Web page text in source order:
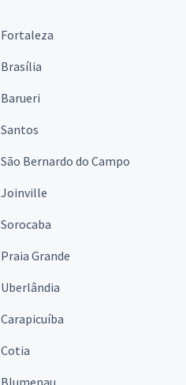
Fortaleza
Brasília
Barueri
Santos
São Bernardo do Campo
Joinville
Sorocaba
Praia Grande
Uberlândia
Carapicuíba
Cotia